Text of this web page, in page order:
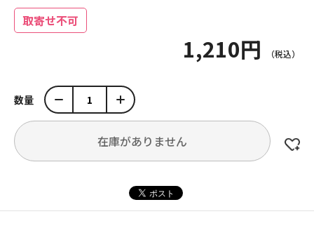
取寄せ不可
1,210円
数量
在庫がありません